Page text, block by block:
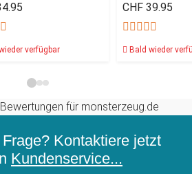
verfügbar
CHF 39.95
Bald wieder
Kontaktiere jetzt
Kundenservice...